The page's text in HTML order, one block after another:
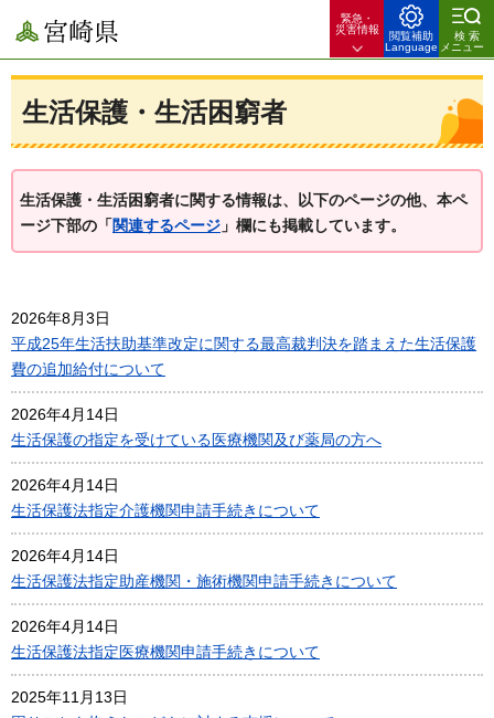
宮崎県
緊急・
災害情報
閲覧補助
Language
検索
メニュー
生活保護・生活困窮者
生活保護・生活困窮者に関する情報は、以下のページの他、本ペ
ージ下部の「関連するページ 」欄にも掲載しています。
2026年8月3日
平成25年生活扶助基準改定に関する最高裁判決を踏まえた生活保護
費の追加給付について
2026年4月14日
生活保護の指定を受けている医療機関及び薬局の方へ
2026年4月14日
生活保護法指定介護機関申請手続きについて
2026年4月14日
生活保護法指定助産機関・施術機関申請手続きについて
2026年4月14日
生活保護法指定医療機関申請手続きについて
2025年11月13日